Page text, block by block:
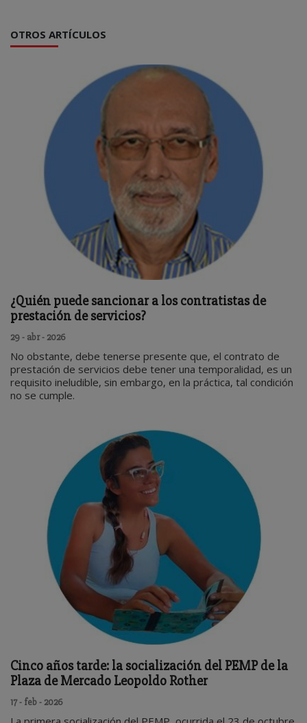
OTROS ARTÍCULOS
¿Quién puede sancionar a los contratistas de
prestación de servicios?
29 - abr - 2026
No obstante, debe tenerse presente que, el contrato de
prestación de servicios debe tener una temporalidad, es un
requisito ineludible, sin embargo, en la práctica, tal condición
no se cumple.
Cinco años tarde: la socialización del PEMP de la
Plaza de Mercado Leopoldo Rother
17 - feb - 2026